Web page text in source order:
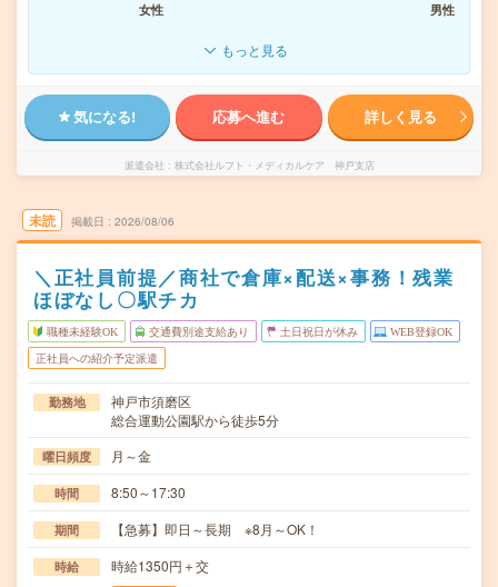
女性
男性
もっと見る
気になる! 応募へ進む 詳しく見る
派遣会社 株式会社ルフト・メディカルケア 神戸支店
未読 掲載日 2026/08/06
＼正社員前提／商社で倉庫×配送×事務！残業
ほぼなし〇駅チカ
職種未経験OK 交通費別途支給あり 土日祝日が休み WEB登録OK
正社員への紹介予定派遣
勤務地
神戸市須磨区
総合運動公園駅から徒歩5分
曜日頻度 月～金
時間 8:50～17:30
期間 【急募】即日～長期 ※8月～OK！
時給 時給1350円＋交